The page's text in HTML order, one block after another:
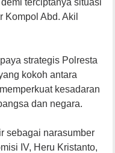
Kompol Abd. Akil
strategis Polresta
kokoh antara
kesadaran
dan negara.
sebagai narasumber
IV, Heru Kristanto,